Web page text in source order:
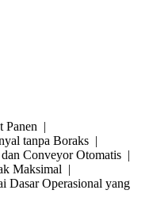
Panen |
tanpa Boraks |
Conveyor Otomatis |
Maksimal |
Dasar Operasional yang